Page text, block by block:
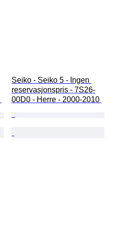
Seiko - Seiko 5 - Ingen
reservasjonspris - 7S26-
00D0 - Herre - 2000-2010